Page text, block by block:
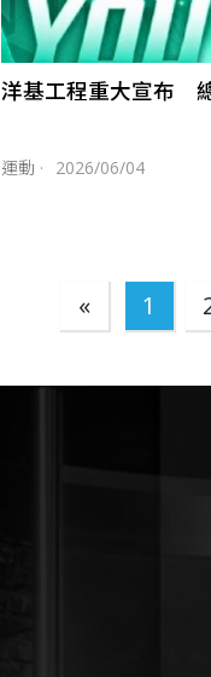
洋基工程重大宣布
運動 · 2026/06/04
« 1